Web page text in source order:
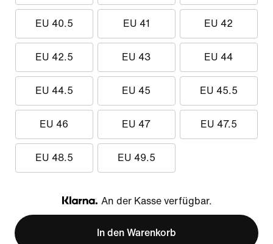
EU 40.5 EU 41 EU 42
EU 42.5 EU 43 EU 44
EU 44.5 EU 45 EU 45.5
EU 46 EU 47 EU 47.5
EU 48.5 EU 49.5
Klarna
An der Kasse verfügbar.
In den Warenkorb